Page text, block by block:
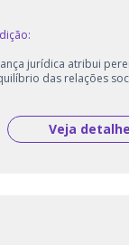
jurídica atribui
das relações
Veja